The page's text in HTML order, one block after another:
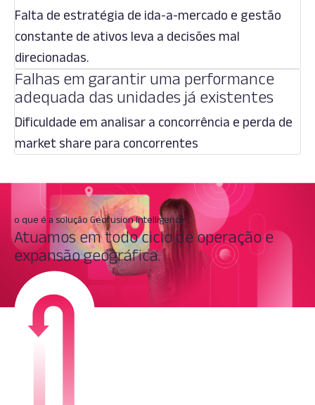
Falta de estratégia de ida-a-mercado e gestão
constante de ativos leva a decisões mal
direcionadas.
Falhas em garantir uma performance
adequada das unidades já existentes
Dificuldade em analisar a concorrência e perda de
market share para concorrentes
o que é a solução Geofusion Intelligence
Atuamos em todo ciclo de operação e
expansão geográfica.